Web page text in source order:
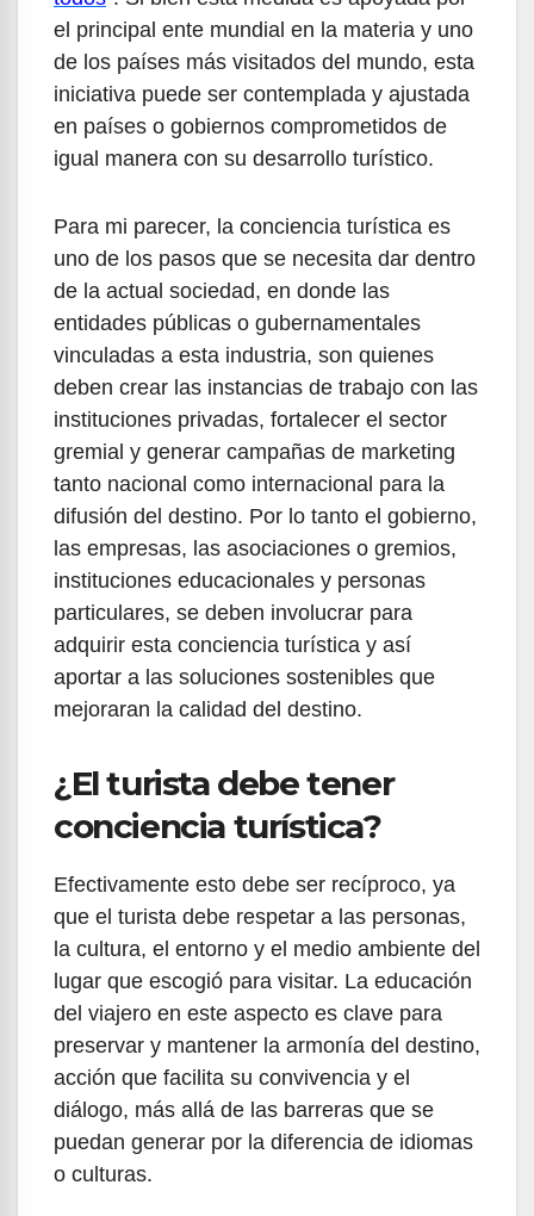
el principal ente mundial en la materia y uno
de los países más visitados del mundo, esta
iniciativa puede ser contemplada y ajustada
en países o gobiernos comprometidos de
igual manera con su desarrollo turístico.
Para mi parecer, la conciencia turística es
uno de los pasos que se necesita dar dentro
de la actual sociedad, en donde las
entidades públicas o gubernamentales
vinculadas a esta industria, son quienes
deben crear las instancias de trabajo con las
instituciones privadas, fortalecer el sector
gremial y generar campañas de marketing
tanto nacional como internacional para la
difusión del destino. Por lo tanto el gobierno,
las empresas, las asociaciones o gremios,
instituciones educacionales y personas
particulares, se deben involucrar para
adquirir esta conciencia turística y así
aportar a las soluciones sostenibles que
mejoraran la calidad del destino.
¿El turista debe tener
conciencia turística?
Efectivamente esto debe ser recíproco, ya
que el turista debe respetar a las personas,
la cultura, el entorno y el medio ambiente del
lugar que escogió para visitar. La educación
del viajero en este aspecto es clave para
preservar y mantener la armonía del destino,
acción que facilita su convivencia y el
diálogo, más allá de las barreras que se
puedan generar por la diferencia de idiomas
o culturas.